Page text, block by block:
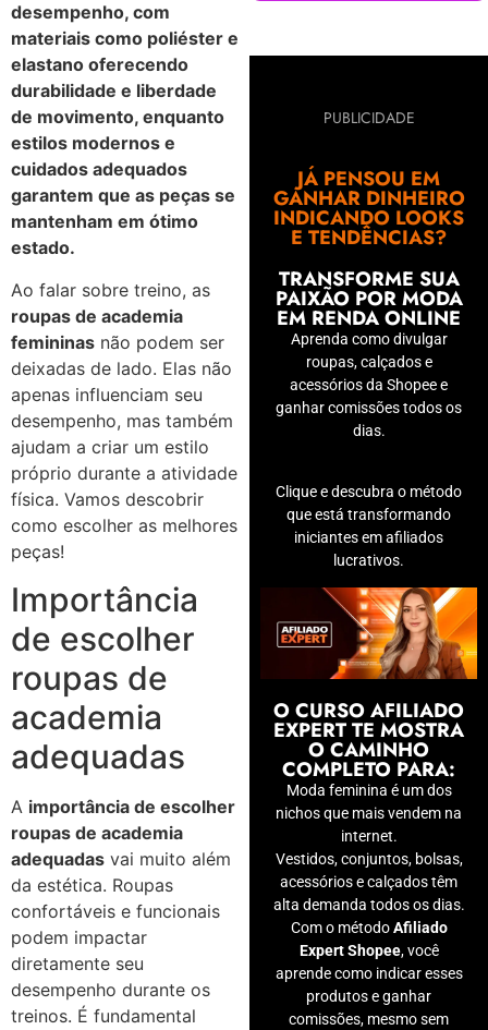
desempenho, com
materiais como poliéster e
elastano oferecendo
durabilidade e liberdade
de movimento, enquanto
estilos modernos e
cuidados adequados
garantem que as peças se
mantenham em ótimo
estado.
Ao falar sobre treino, as
roupas de academia
femininas não podem ser
deixadas de lado. Elas não
apenas influenciam seu
desempenho, mas também
ajudam a criar um estilo
próprio durante a atividade
física. Vamos descobrir
como escolher as melhores
peças!
Importância
de escolher
roupas de
academia
adequadas
A importância de escolher
roupas de academia
adequadas vai muito além
da estética. Roupas
confortáveis e funcionais
podem impactar
diretamente seu
desempenho durante os
treinos. É fundamental
PUBLICIDADE
JÁ PENSOU EM
GANHAR DINHEIRO
INDICANDO LOOKS
E TENDÊNCIAS?
TRANSFORME SUA
PAIXÃO POR MODA
EM RENDA ONLINE
Aprenda como divulgar
roupas, calçados e
acessórios da Shopee e
ganhar comissões todos os
dias.
Clique e descubra o método
que está transformando
iniciantes em afiliados
lucrativos.
O CURSO AFILIADO
EXPERT TE MOSTRA
O CAMINHO
COMPLETO PARA:
Moda feminina é um dos
nichos que mais vendem na
internet.
Vestidos, conjuntos, bolsas,
acessórios e calçados têm
alta demanda todos os dias.
Com o métodoAfiliado
Expert Shopee, você
aprende como indicar esses
produtos e ganhar
comissões, mesmo sem